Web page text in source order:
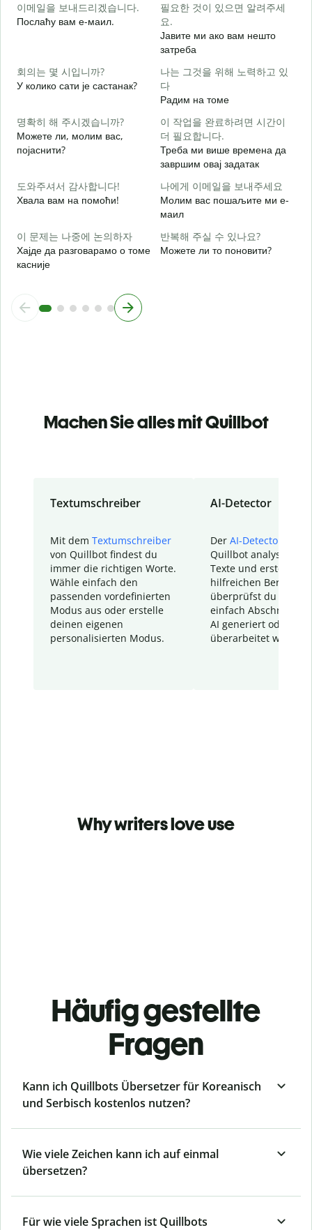
이메일을 보내드리겠습니다.
Послаћу вам е-маил.
필요한 것이 있으면 알려주세
요.
Јавите ми ако вам нешто
затреба
회의는 몇 시입니까?
У колико сати је састанак?
나는 그것을 위해 노력하고 있
다
Радим на томе
명확히 해 주시겠습니까?
Можете ли, молим вас,
појаснити?
이 작업을 완료하려면 시간이
더 필요합니다.
Треба ми више времена да
завршим овај задатак
도와주셔서 감사합니다!
Хвала вам на помоћи!
나에게 이메일을 보내주세요
Молим вас пошаљите ми е-
маил
이 문제는 나중에 논의하자
Хајде да разговарамо о томе
касније
반복해 주실 수 있나요?
Можете ли то поновити?
Machen Sie alles mit Quillbot
Textumschreiber
Mit dem Textumschreiber
von Quillbot findest du
immer die richtigen Worte.
Wähle einfach den
passenden vordefinierten
Modus aus oder erstelle
deinen eigenen
personalisierten Modus.
AI-Detector
Der AI-Detector
Quillbot analysiert
Texte und erstellt
hilfreichen Bericht.
überprüfst du
einfach Abschnitte,
AI generiert oder
überarbeitet wurden.
Why writers love use
Häufig gestellte
Fragen
Kann ich Quillbots Übersetzer für Koreanisch
und Serbisch kostenlos nutzen?
Wie viele Zeichen kann ich auf einmal
übersetzen?
Für wie viele Sprachen ist Quillbots